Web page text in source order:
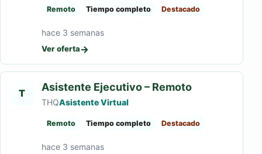
Remoto Tiempo completo Destacado
hace 3 semanas
Ver oferta→
T Asistente Ejecutivo – Remoto
THQAsistente Virtual
Remoto Tiempo completo Destacado
hace 3 semanas